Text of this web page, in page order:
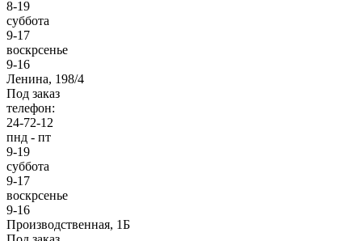
8-19
суббота
9-17
воскрсенье
9-16
Ленина, 198/4
Под заказ
телефон:
24-72-12
пнд - пт
9-19
суббота
9-17
воскрсенье
9-16
Производственная, 1Б